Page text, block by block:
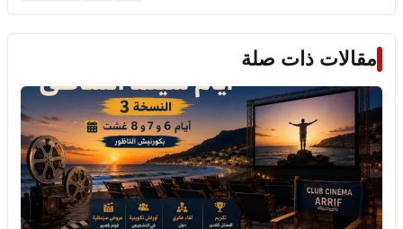
مقالات ذات صلة